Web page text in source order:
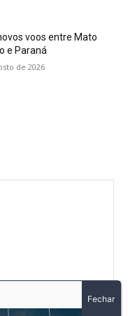
voos entre Mato
e Paraná
de 2026